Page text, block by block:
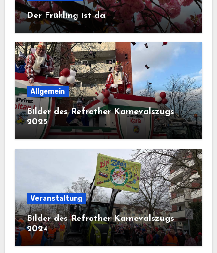
Der Frühling ist da
Allgemein
Bilder des Refrather Karnevalszugs
2025
Veranstaltung
Bilder des Refrather Karnevalszugs
2024